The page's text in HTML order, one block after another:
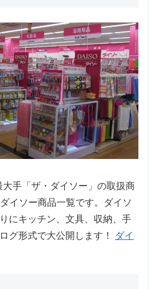
手「ザ・ダイソー」の取扱商
イソー商品一覧です。ダイソ
にキッチン、文具、収納、手
グ形式で大公開します！
ダイ